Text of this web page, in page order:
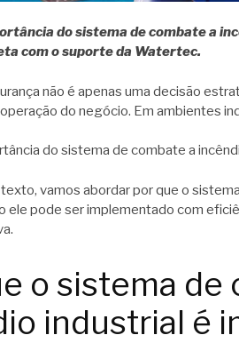
do sistema de combate a
com o suporte da Watertec.
não é apenas uma decisão
do negócio. Em ambientes
do sistema de combate a
vamos abordar por que o
ele pode ser implementado com
o sistema de
industrial é